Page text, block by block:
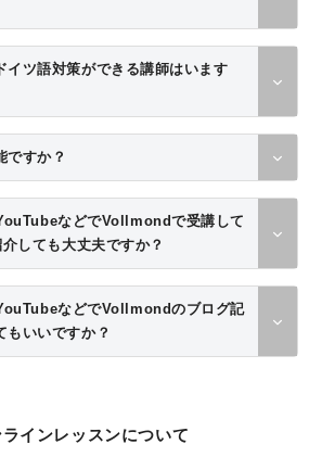
イツ語対策ができる講師はいます
ですか？
などでVollmondで受講して
しても大丈夫ですか？
などでVollmondのブログ記
もいいですか？
インレッスンについて